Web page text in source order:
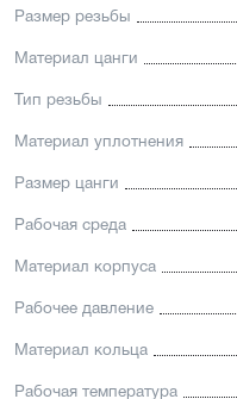
Размер резьбы
Материал цанги
Тип резьбы
Материал уплотнения
Размер цанги
Рабочая среда
Материал корпуса
Рабочее давление
Материал кольца
Рабочая температура